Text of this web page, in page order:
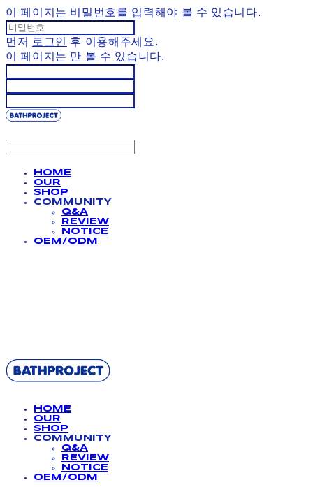
이 페이지는 비밀번호를 입력해야 볼 수 있습니다.
먼저 로그인 후 이용해주세요.
이 페이지는 만 볼 수 있습니다.
HOME
OUR
SHOP
COMMUNITY
Q&A
REVIEW
NOTICE
OEM/ODM
HOME
OUR
SHOP
COMMUNITY
Q&A
REVIEW
NOTICE
OEM/ODM